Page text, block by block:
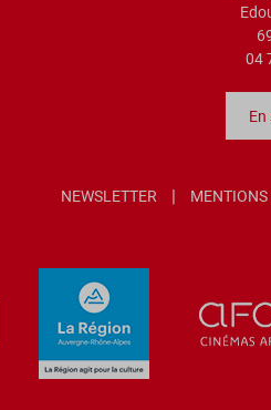
04
NEWSLETTER